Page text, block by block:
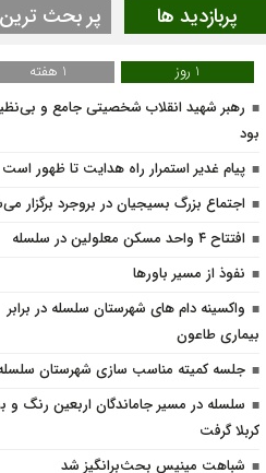
پربازدید ها پر بحث
1 روز
1 هفته
رهبر شهید انقلاب شخصیتی جامع و
بود
پیام غدیر استمرار راه هدایت تا ظهور است
اجتماع بزرگ بسیجیان در بروجرد برگزار
افتتاح ۴ واحد مسکن معلولین در سلسله
نفوذ از مسیر باورها
واکسینه دام های شهرستان سلسله در برابر
بیماری طاعون
جلسه کمیته مناسب سازی شهرستان
سلسله در مسیر جاماندگان اربعین رنگ و
کربلا گرفت
شباهت مینیس بحث‌برانگیز شد